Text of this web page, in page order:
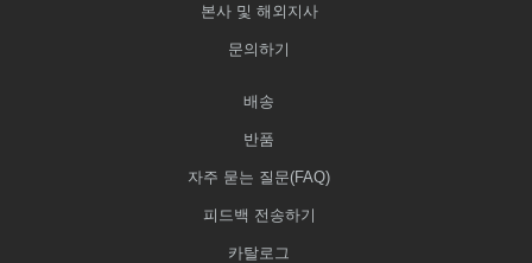
본사 및 해외지사
문의하기
배송
반품
자주 묻는 질문(FAQ)
피드백 전송하기
카탈로그